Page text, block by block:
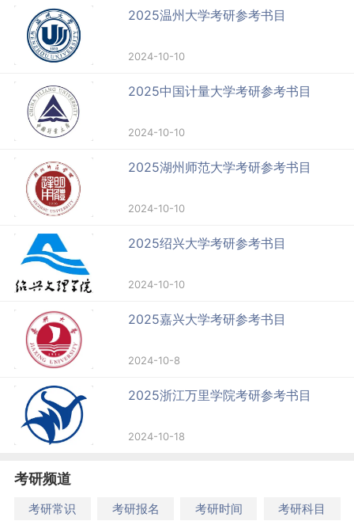
2025温州大学考研参考书目
2024-10-10
2025中国计量大学考研参考书目
2024-10-10
2025湖州师范大学考研参考书目
2024-10-10
2025绍兴大学考研参考书目
2024-10-10
2025嘉兴大学考研参考书目
2024-10-8
2025浙江万里学院考研参考书目
2024-10-18
考研频道
考研常识 考研报名 考研时间 考研科目